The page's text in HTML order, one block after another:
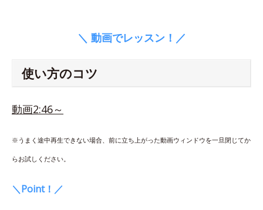
＼ 動画でレッスン！／
使い方のコツ
動画2:46～
※うまく途中再生できない場合、前に立ち上がった動画ウィンドウを一旦閉じてか
らお試しください。
＼Point！／